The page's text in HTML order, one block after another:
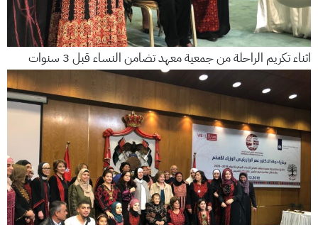
اثناء تكريم الراحلة من جمعية معهد تضامن النساء قبل 3 سنوات